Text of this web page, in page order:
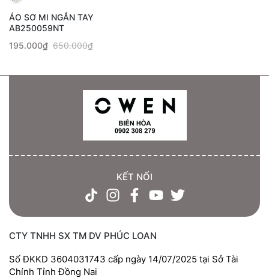
ÁO SƠ MI NGẮN TAY
AB250059NT
195.000₫ 650.000₫
KẾT NỐI
CTY TNHH SX TM DV PHÚC LOAN
Số ĐKKD 3604031743 cấp ngày 14/07/2025 tại Sở Tài
Chính Tỉnh Đồng Nai